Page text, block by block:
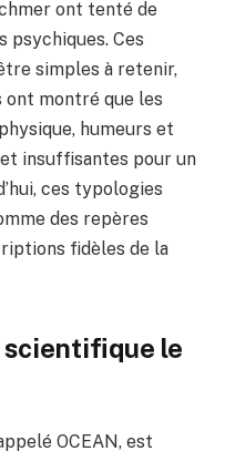
ont tenté de
Ces
simples à retenir,
ont montré que les
humeurs et
insuffisantes pour un
ces typologies
des repères
fidèles de la
scientifique le
OCEAN, est